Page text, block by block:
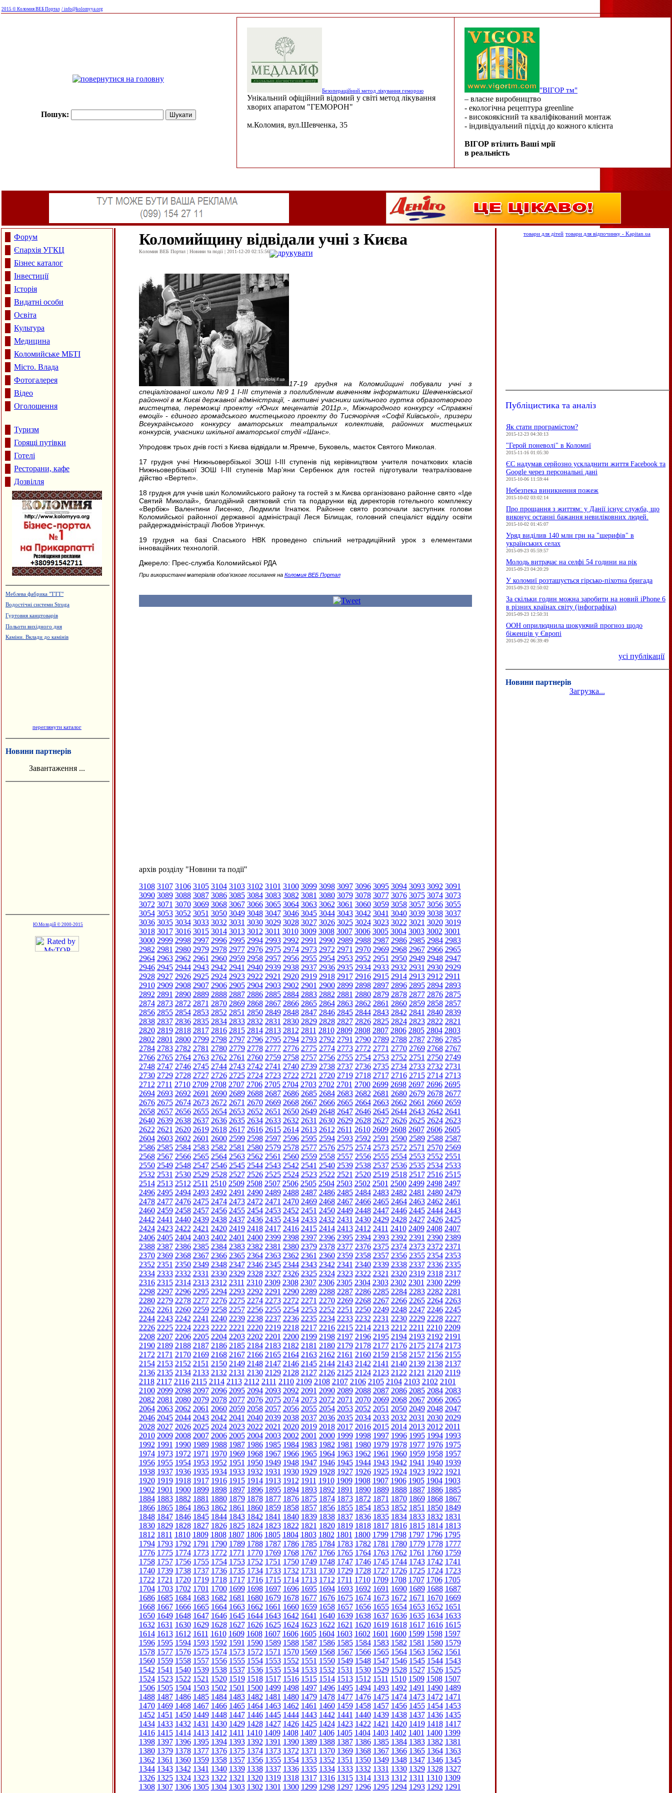
2015 © Коломия ВЕБ Портал / info@kolomyya.org
Пошук:
Безопераційний метод лікування геморою
Унікальний офіційний відомий у світі метод лікування
хворих апаратом "ГЕМОРОН"
м.Коломия, вул.Шевченка, 35
"ВІГОР тм"
– власне виробництво
- екологічна рецептура greenline
- високоякісний та кваліфікований монтаж
- індивідуальний підхід до кожного клієнта
ВІГОР втілить Ваші мрії
в реальність
Форум
Єпархія УГКЦ
Бізнес каталог
Інвестиції
Історія
Видатні особи
Освіта
Культура
Медицина
Коломийське МБТІ
Місто. Влада
Фотогалерея
Відео
Оголошення
Туризм
Горящі путівки
Готелі
Ресторани, кафе
Дозвілля
Меблева фабрика "ТТТ"
Водостічні системи Struga
Гуртовня канцтоварів
Польоти вихідного дня
Каміни. Вклади до камінів
переглянути каталог
Новини партнерів
Завантаження ...
Ю.Молодій © 2000-2015
Коломийщину відвідали учні з Києва
Коломия ВЕБ Портал | Новини та події | 2011-12-20 02:15:56 друкувати
17-19 грудня на Коломийщині побували учні з
спеціалізованої школи №9 1 І-ІІІ ступенів з поглибленим вивченням інформатики Шевченківської
районної в м.Києві державної адміністрації, - активні учасники шкільного гуртка образотворчого
мистецтва, переможці проекту «Юних меценатів 2011р.», Міжнародного конкурсу «Справжні
емоції» - єдиного громадського мистецького проекту до Тисячоріччя «Софії Київської», призери
Всеукраїнського конкурсу аматорських театральних колективів, районних мистецьких
конкурсів, учасники шкільної аматорської студії «Шанс».
Упродовж трьох днів гості з Києва відвідали м.Яремче, Буковель, маєток Святого Миколая.
17 грудня учні Нижньовербізької ЗОШ І-ІІІ ступенів під керівництвом учителя початкових класів
Нижньовербізької ЗОШ І-ІІІ ступенів Мар’яни Сербенюк для гостей підготували театралізоване
дійство «Вертеп».
18 грудня для учнів шкіл Коломийського району та гостей з м.Києва організовано районне свято «Іде
Святий Миколай», благодійний святковий стіл та подарунки від директорів готельного комплексу
«Вербіж» Валентини Лисенко, Людмили Ігнатюк. Районне свято розпочали заступник голови
Коломийської районної державної адміністрації Леся Білищак, головний спеціаліст відділу освіти
райдержадміністрації Любов Угринчук.
19 грудня на базі Спаського НВК проведено спільний нетрадиційний урок з елементами
інноваційних технологій.
Джерело: Прес-служба Коломийської РДА
При використанні матеріалів обов'язкове посилання на Коломия ВЕБ Портал
архів розділу "Новини та події"
3108 3107 3106 3105 3104 3103 3102 3101 3100 3099 3098 3097 3096 3095 3094 3093 3092 3091
3090 3089 3088 3087 3086 3085 3084 3083 3082 3081 3080 3079 3078 3077 3076 3075 3074 3073
3072 3071 3070 3069 3068 3067 3066 3065 3064 3063 3062 3061 3060 3059 3058 3057 3056 3055
3054 3053 3052 3051 3050 3049 3048 3047 3046 3045 3044 3043 3042 3041 3040 3039 3038 3037
3036 3035 3034 3033 3032 3031 3030 3029 3028 3027 3026 3025 3024 3023 3022 3021 3020 3019
3018 3017 3016 3015 3014 3013 3012 3011 3010 3009 3008 3007 3006 3005 3004 3003 3002 3001
3000 2999 2998 2997 2996 2995 2994 2993 2992 2991 2990 2989 2988 2987 2986 2985 2984 2983
2982 2981 2980 2979 2978 2977 2976 2975 2974 2973 2972 2971 2970 2969 2968 2967 2966 2965
2964 2963 2962 2961 2960 2959 2958 2957 2956 2955 2954 2953 2952 2951 2950 2949 2948 2947
2946 2945 2944 2943 2942 2941 2940 2939 2938 2937 2936 2935 2934 2933 2932 2931 2930 2929
2928 2927 2926 2925 2924 2923 2922 2921 2920 2919 2918 2917 2916 2915 2914 2913 2912 2911
2910 2909 2908 2907 2906 2905 2904 2903 2902 2901 2900 2899 2898 2897 2896 2895 2894 2893
2892 2891 2890 2889 2888 2887 2886 2885 2884 2883 2882 2881 2880 2879 2878 2877 2876 2875
2874 2873 2872 2871 2870 2869 2868 2867 2866 2865 2864 2863 2862 2861 2860 2859 2858 2857
2856 2855 2854 2853 2852 2851 2850 2849 2848 2847 2846 2845 2844 2843 2842 2841 2840 2839
2838 2837 2836 2835 2834 2833 2832 2831 2830 2829 2828 2827 2826 2825 2824 2823 2822 2821
2820 2819 2818 2817 2816 2815 2814 2813 2812 2811 2810 2809 2808 2807 2806 2805 2804 2803
2802 2801 2800 2799 2798 2797 2796 2795 2794 2793 2792 2791 2790 2789 2788 2787 2786 2785
2784 2783 2782 2781 2780 2779 2778 2777 2776 2775 2774 2773 2772 2771 2770 2769 2768 2767
2766 2765 2764 2763 2762 2761 2760 2759 2758 2757 2756 2755 2754 2753 2752 2751 2750 2749
2748 2747 2746 2745 2744 2743 2742 2741 2740 2739 2738 2737 2736 2735 2734 2733 2732 2731
2730 2729 2728 2727 2726 2725 2724 2723 2722 2721 2720 2719 2718 2717 2716 2715 2714 2713
2712 2711 2710 2709 2708 2707 2706 2705 2704 2703 2702 2701 2700 2699 2698 2697 2696 2695
2694 2693 2692 2691 2690 2689 2688 2687 2686 2685 2684 2683 2682 2681 2680 2679 2678 2677
2676 2675 2674 2673 2672 2671 2670 2669 2668 2667 2666 2665 2664 2663 2662 2661 2660 2659
2658 2657 2656 2655 2654 2653 2652 2651 2650 2649 2648 2647 2646 2645 2644 2643 2642 2641
2640 2639 2638 2637 2636 2635 2634 2633 2632 2631 2630 2629 2628 2627 2626 2625 2624 2623
2622 2621 2620 2619 2618 2617 2616 2615 2614 2613 2612 2611 2610 2609 2608 2607 2606 2605
2604 2603 2602 2601 2600 2599 2598 2597 2596 2595 2594 2593 2592 2591 2590 2589 2588 2587
2586 2585 2584 2583 2582 2581 2580 2579 2578 2577 2576 2575 2574 2573 2572 2571 2570 2569
2568 2567 2566 2565 2564 2563 2562 2561 2560 2559 2558 2557 2556 2555 2554 2553 2552 2551
2550 2549 2548 2547 2546 2545 2544 2543 2542 2541 2540 2539 2538 2537 2536 2535 2534 2533
2532 2531 2530 2529 2528 2527 2526 2525 2524 2523 2522 2521 2520 2519 2518 2517 2516 2515
2514 2513 2512 2511 2510 2509 2508 2507 2506 2505 2504 2503 2502 2501 2500 2499 2498 2497
2496 2495 2494 2493 2492 2491 2490 2489 2488 2487 2486 2485 2484 2483 2482 2481 2480 2479
2478 2477 2476 2475 2474 2473 2472 2471 2470 2469 2468 2467 2466 2465 2464 2463 2462 2461
2460 2459 2458 2457 2456 2455 2454 2453 2452 2451 2450 2449 2448 2447 2446 2445 2444 2443
2442 2441 2440 2439 2438 2437 2436 2435 2434 2433 2432 2431 2430 2429 2428 2427 2426 2425
2424 2423 2422 2421 2420 2419 2418 2417 2416 2415 2414 2413 2412 2411 2410 2409 2408 2407
2406 2405 2404 2403 2402 2401 2400 2399 2398 2397 2396 2395 2394 2393 2392 2391 2390 2389
2388 2387 2386 2385 2384 2383 2382 2381 2380 2379 2378 2377 2376 2375 2374 2373 2372 2371
2370 2369 2368 2367 2366 2365 2364 2363 2362 2361 2360 2359 2358 2357 2356 2355 2354 2353
2352 2351 2350 2349 2348 2347 2346 2345 2344 2343 2342 2341 2340 2339 2338 2337 2336 2335
2334 2333 2332 2331 2330 2329 2328 2327 2326 2325 2324 2323 2322 2321 2320 2319 2318 2317
2316 2315 2314 2313 2312 2311 2310 2309 2308 2307 2306 2305 2304 2303 2302 2301 2300 2299
2298 2297 2296 2295 2294 2293 2292 2291 2290 2289 2288 2287 2286 2285 2284 2283 2282 2281
2280 2279 2278 2277 2276 2275 2274 2273 2272 2271 2270 2269 2268 2267 2266 2265 2264 2263
2262 2261 2260 2259 2258 2257 2256 2255 2254 2253 2252 2251 2250 2249 2248 2247 2246 2245
2244 2243 2242 2241 2240 2239 2238 2237 2236 2235 2234 2233 2232 2231 2230 2229 2228 2227
2226 2225 2224 2223 2222 2221 2220 2219 2218 2217 2216 2215 2214 2213 2212 2211 2210 2209
2208 2207 2206 2205 2204 2203 2202 2201 2200 2199 2198 2197 2196 2195 2194 2193 2192 2191
2190 2189 2188 2187 2186 2185 2184 2183 2182 2181 2180 2179 2178 2177 2176 2175 2174 2173
2172 2171 2170 2169 2168 2167 2166 2165 2164 2163 2162 2161 2160 2159 2158 2157 2156 2155
2154 2153 2152 2151 2150 2149 2148 2147 2146 2145 2144 2143 2142 2141 2140 2139 2138 2137
2136 2135 2134 2133 2132 2131 2130 2129 2128 2127 2126 2125 2124 2123 2122 2121 2120 2119
2118 2117 2116 2115 2114 2113 2112 2111 2110 2109 2108 2107 2106 2105 2104 2103 2102 2101
2100 2099 2098 2097 2096 2095 2094 2093 2092 2091 2090 2089 2088 2087 2086 2085 2084 2083
2082 2081 2080 2079 2078 2077 2076 2075 2074 2073 2072 2071 2070 2069 2068 2067 2066 2065
2064 2063 2062 2061 2060 2059 2058 2057 2056 2055 2054 2053 2052 2051 2050 2049 2048 2047
2046 2045 2044 2043 2042 2041 2040 2039 2038 2037 2036 2035 2034 2033 2032 2031 2030 2029
2028 2027 2026 2025 2024 2023 2022 2021 2020 2019 2018 2017 2016 2015 2014 2013 2012 2011
2010 2009 2008 2007 2006 2005 2004 2003 2002 2001 2000 1999 1998 1997 1996 1995 1994 1993
1992 1991 1990 1989 1988 1987 1986 1985 1984 1983 1982 1981 1980 1979 1978 1977 1976 1975
1974 1973 1972 1971 1970 1969 1968 1967 1966 1965 1964 1963 1962 1961 1960 1959 1958 1957
1956 1955 1954 1953 1952 1951 1950 1949 1948 1947 1946 1945 1944 1943 1942 1941 1940 1939
1938 1937 1936 1935 1934 1933 1932 1931 1930 1929 1928 1927 1926 1925 1924 1923 1922 1921
1920 1919 1918 1917 1916 1915 1914 1913 1912 1911 1910 1909 1908 1907 1906 1905 1904 1903
1902 1901 1900 1899 1898 1897 1896 1895 1894 1893 1892 1891 1890 1889 1888 1887 1886 1885
1884 1883 1882 1881 1880 1879 1878 1877 1876 1875 1874 1873 1872 1871 1870 1869 1868 1867
1866 1865 1864 1863 1862 1861 1860 1859 1858 1857 1856 1855 1854 1853 1852 1851 1850 1849
1848 1847 1846 1845 1844 1843 1842 1841 1840 1839 1838 1837 1836 1835 1834 1833 1832 1831
1830 1829 1828 1827 1826 1825 1824 1823 1822 1821 1820 1819 1818 1817 1816 1815 1814 1813
1812 1811 1810 1809 1808 1807 1806 1805 1804 1803 1802 1801 1800 1799 1798 1797 1796 1795
1794 1793 1792 1791 1790 1789 1788 1787 1786 1785 1784 1783 1782 1781 1780 1779 1778 1777
1776 1775 1774 1773 1772 1771 1770 1769 1768 1767 1766 1765 1764 1763 1762 1761 1760 1759
1758 1757 1756 1755 1754 1753 1752 1751 1750 1749 1748 1747 1746 1745 1744 1743 1742 1741
1740 1739 1738 1737 1736 1735 1734 1733 1732 1731 1730 1729 1728 1727 1726 1725 1724 1723
1722 1721 1720 1719 1718 1717 1716 1715 1714 1713 1712 1711 1710 1709 1708 1707 1706 1705
1704 1703 1702 1701 1700 1699 1698 1697 1696 1695 1694 1693 1692 1691 1690 1689 1688 1687
1686 1685 1684 1683 1682 1681 1680 1679 1678 1677 1676 1675 1674 1673 1672 1671 1670 1669
1668 1667 1666 1665 1664 1663 1662 1661 1660 1659 1658 1657 1656 1655 1654 1653 1652 1651
1650 1649 1648 1647 1646 1645 1644 1643 1642 1641 1640 1639 1638 1637 1636 1635 1634 1633
1632 1631 1630 1629 1628 1627 1626 1625 1624 1623 1622 1621 1620 1619 1618 1617 1616 1615
1614 1613 1612 1611 1610 1609 1608 1607 1606 1605 1604 1603 1602 1601 1600 1599 1598 1597
1596 1595 1594 1593 1592 1591 1590 1589 1588 1587 1586 1585 1584 1583 1582 1581 1580 1579
1578 1577 1576 1575 1574 1573 1572 1571 1570 1569 1568 1567 1566 1565 1564 1563 1562 1561
1560 1559 1558 1557 1556 1555 1554 1553 1552 1551 1550 1549 1548 1547 1546 1545 1544 1543
1542 1541 1540 1539 1538 1537 1536 1535 1534 1533 1532 1531 1530 1529 1528 1527 1526 1525
1524 1523 1522 1521 1520 1519 1518 1517 1516 1515 1514 1513 1512 1511 1510 1509 1508 1507
1506 1505 1504 1503 1502 1501 1500 1499 1498 1497 1496 1495 1494 1493 1492 1491 1490 1489
1488 1487 1486 1485 1484 1483 1482 1481 1480 1479 1478 1477 1476 1475 1474 1473 1472 1471
1470 1469 1468 1467 1466 1465 1464 1463 1462 1461 1460 1459 1458 1457 1456 1455 1454 1453
1452 1451 1450 1449 1448 1447 1446 1445 1444 1443 1442 1441 1440 1439 1438 1437 1436 1435
1434 1433 1432 1431 1430 1429 1428 1427 1426 1425 1424 1423 1422 1421 1420 1419 1418 1417
1416 1415 1414 1413 1412 1411 1410 1409 1408 1407 1406 1405 1404 1403 1402 1401 1400 1399
1398 1397 1396 1395 1394 1393 1392 1391 1390 1389 1388 1387 1386 1385 1384 1383 1382 1381
1380 1379 1378 1377 1376 1375 1374 1373 1372 1371 1370 1369 1368 1367 1366 1365 1364 1363
1362 1361 1360 1359 1358 1357 1356 1355 1354 1353 1352 1351 1350 1349 1348 1347 1346 1345
1344 1343 1342 1341 1340 1339 1338 1337 1336 1335 1334 1333 1332 1331 1330 1329 1328 1327
1326 1325 1324 1323 1322 1321 1320 1319 1318 1317 1316 1315 1314 1313 1312 1311 1310 1309
1308 1307 1306 1305 1304 1303 1302 1301 1300 1299 1298 1297 1296 1295 1294 1293 1292 1291
товари для дітей товари для відпочинку - Kapitan.ua
Публіцистика та аналіз
Як стати програмістом?
2015-12-23 04:30:13
"Герой поневолі" в Коломиї
2015-11-16 01:05:30
ЄC надумав серйозно ускладнити життя Facebook та
Google через персональні дані
2015-10-06 11:59:44
Небезпека виникнення пожеж
2015-10-02 03:02:14
Про прощання з життям: у Данії існує служба, що
виконує останні бажання невиліковних людей.
2015-10-02 01:45:07
Уряд виділив 140 млн грн на "шерифів" в
українських селах
2015-09-23 05:59:57
Молодь витрачає на селфі 54 години на рік
2015-09-23 04:20:29
У коломиї розташується гірсько-піхотна бригада
2015-09-23 02:50:02
За скільки годин можна заробити на новий iPhone 6
в різних країнах світу (інфографіка)
2015-09-23 12:50:31
ООН оприлюднила шокуючий прогноз щодо
біженців у Європі
2015-09-22 06:39:49
усі публікації
Новини партнерів
Загрузка...